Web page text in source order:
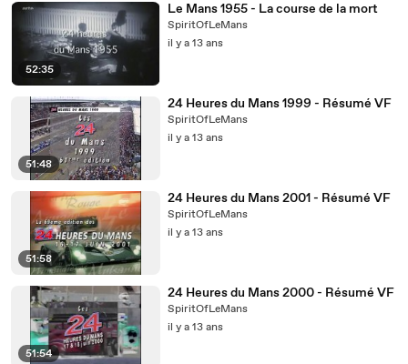
52:35
Le Mans 1955 - La course de la mort
SpiritOfLeMans
il y a 13 ans
51:48
24 Heures du Mans 1999 - Résumé VF
SpiritOfLeMans
il y a 13 ans
51:58
24 Heures du Mans 2001 - Résumé VF
SpiritOfLeMans
il y a 13 ans
51:54
24 Heures du Mans 2000 - Résumé VF
SpiritOfLeMans
il y a 13 ans